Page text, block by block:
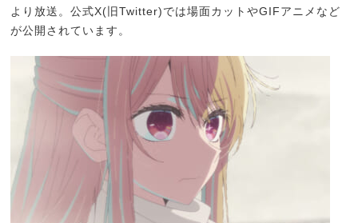
より放送。公式X(旧Twitter)では場面カットやGIFアニメなど
が公開されています。